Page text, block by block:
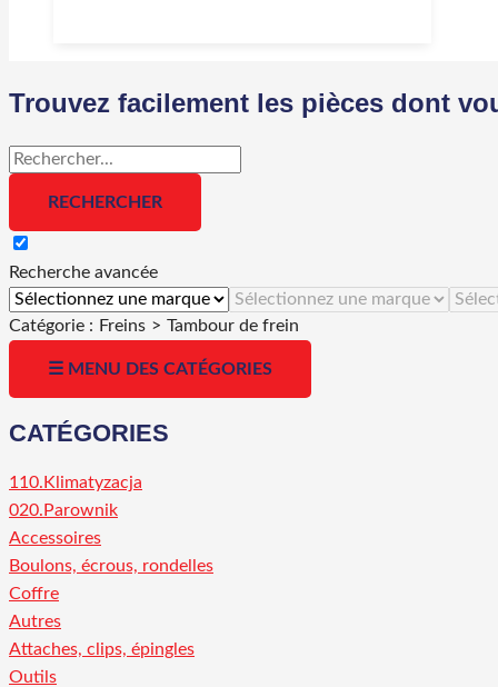
Trouvez facilement les pièces dont
Recherche avancée
Catégorie : Freins > Tambour de frein
☰ MENU DES CATÉGORIES
CATÉGORIES
110.Klimatyzacja
020.Parownik
Accessoires
Boulons, écrous, rondelles
Coffre
Autres
Attaches, clips, épingles
Outils